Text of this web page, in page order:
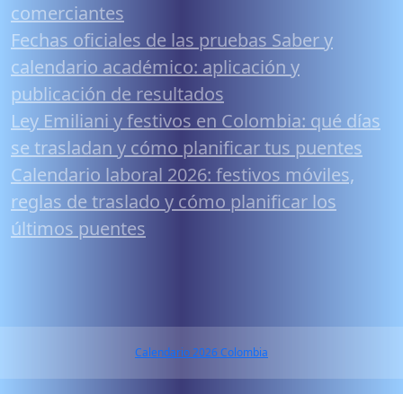
comerciantes
Fechas oficiales de las pruebas Saber y
calendario académico: aplicación y
publicación de resultados
Ley Emiliani y festivos en Colombia: qué días
se trasladan y cómo planificar tus puentes
Calendario laboral 2026: festivos móviles,
reglas de traslado y cómo planificar los
últimos puentes
Calendario 2026 Colombia